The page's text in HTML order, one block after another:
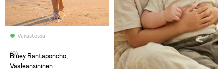
Varastossa
(0)
Bluey Rantaponcho,
Vaaleansininen